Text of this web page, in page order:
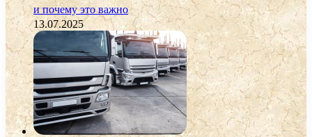
и почему это важно
13.07.2025